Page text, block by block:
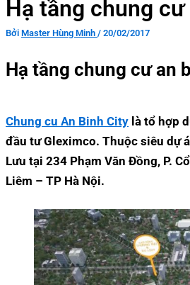
Hạ tầng chung
Bởi Master Hùng Minh / 20/02/2017
Hạ tầng chung cư an
Chung cu An Binh City là tổ hợp
đầu tư Gleximco. Thuộc siêu dự
Lưu tại 234 Phạm Văn Đồng, P.
Liêm – TP Hà Nội.